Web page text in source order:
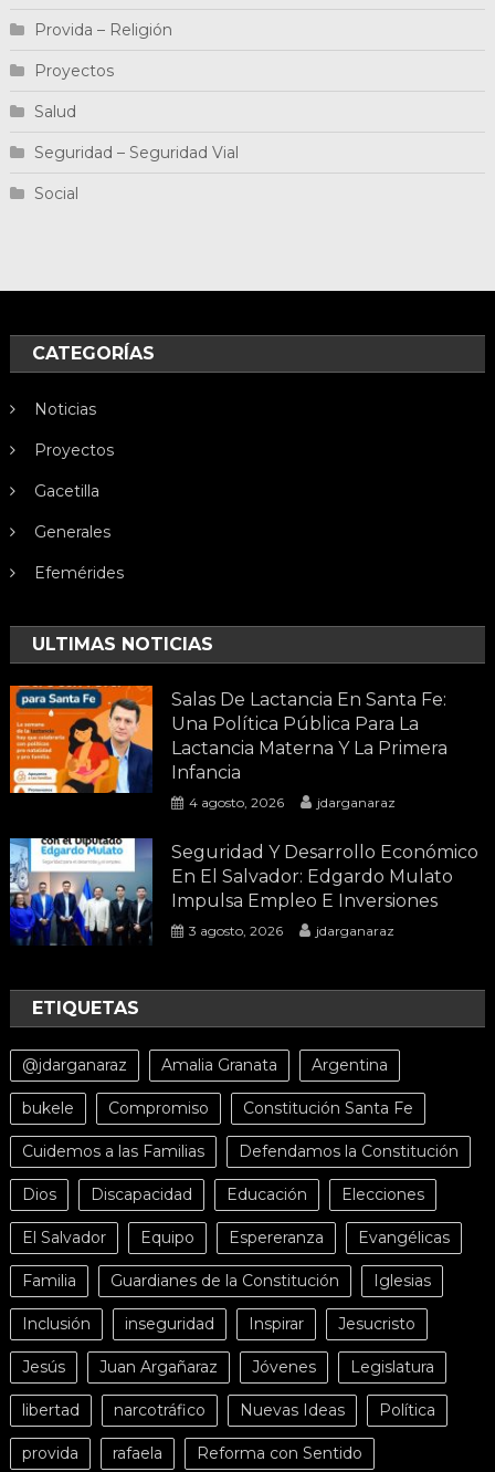
Provida – Religión
Proyectos
Salud
Seguridad – Seguridad Vial
Social
CATEGORÍAS
Noticias
Proyectos
Gacetilla
Generales
Efemérides
ULTIMAS NOTICIAS
Salas De Lactancia En Santa Fe:
Una Política Pública Para La
Lactancia Materna Y La Primera
Infancia
4 agosto, 2026 jdarganaraz
Seguridad Y Desarrollo Económico
En El Salvador: Edgardo Mulato
Impulsa Empleo E Inversiones
3 agosto, 2026 jdarganaraz
ETIQUETAS
@jdarganaraz Amalia Granata Argentina
bukele Compromiso Constitución Santa Fe
Cuidemos a las Familias Defendamos la Constitución
Dios Discapacidad Educación Elecciones
El Salvador Equipo Espereranza Evangélicas
Familia Guardianes de la Constitución Iglesias
Inclusión inseguridad Inspirar Jesucristo
Jesús Juan Argañaraz Jóvenes Legislatura
libertad narcotráfico Nuevas Ideas Política
provida rafaela Reforma con Sentido